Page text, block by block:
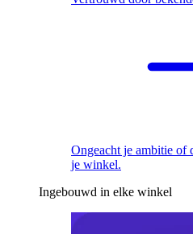
Ongeacht je ambitie of
je winkel.
Ingebouwd in elke winkel